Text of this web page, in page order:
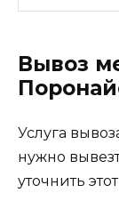
Вывоз
Услуга
нужно
уточнить